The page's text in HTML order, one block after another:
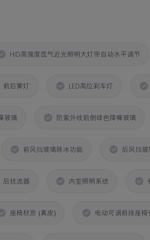
HID高强度氙气近光照明大灯带自动水平调节
前后雾灯 LED高位刹车灯
玻璃 防紫外线前侧绿色降噪玻璃
前风挡玻璃除冰功能 后风挡
后扰流器 内室照明系统
座椅材质 (真皮) 电动可调前排座